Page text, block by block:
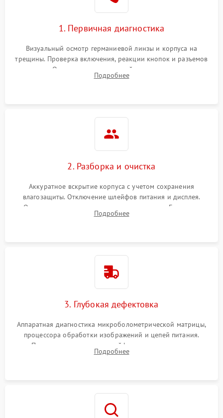
1. Первичная диагностика
Визуальный осмотр германиевой линзы и корпуса на
трещины. Проверка включения, реакции кнопок и разъемов
зарядки. Оценка вывода тепловой сигнатуры на экран,
проверка базовых функций и считывание системных
Подробнее
2. Разборка и очистка
Аккуратное вскрытие корпуса с учетом сохранения
влагозащиты. Отключение шлейфов питания и дисплея.
Очистка внутренних плат от окислов и пыли. Бережная
обработка германиевого объектива специализированными
Подробнее
3. Глубокая дефектовка
Аппаратная диагностика микроболометрической матрицы,
процессора обработки изображений и цепей питания.
Проверка целостности шлейфов, модуля памяти и
интерфейсов связи. Выявление сгоревших SMD-компонентов
Подробнее